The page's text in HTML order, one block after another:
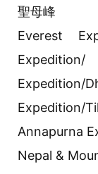
聖母峰
Everest
Expedition/
Annapurna
Nepal &